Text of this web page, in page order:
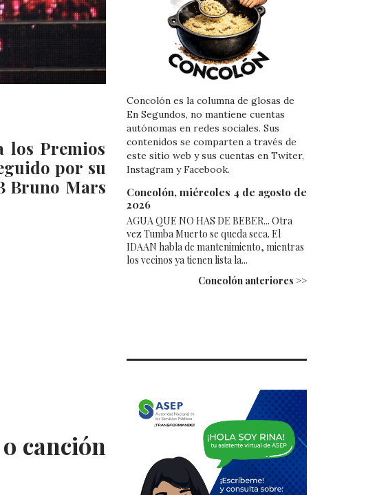
los Premios
por su
Bruno Mars
canción
Concolón es la columna de glosas de
En Segundos, no mantiene cuentas
autónomas en redes sociales. Sus
contenidos se comparten a través de
este sitio web y sus cuentas en Twiter,
Instagram y Facebook.
Concolón, miércoles 4 de agosto de
2026
AGUA QUE NO HAS DE BEBER... Otra
vez Tumba Muerto se queda seca. El
IDAAN habla de mantenimiento, mientras
los vecinos ya tienen lista la...
Concolón anteriores >>